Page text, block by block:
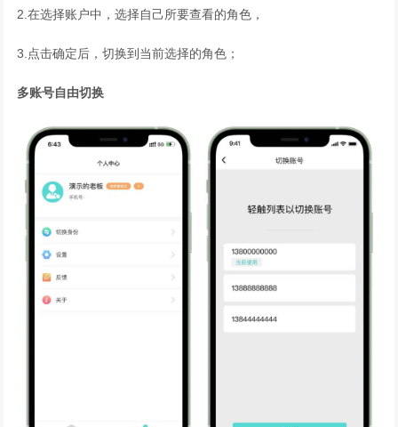
2.在选择账户中，选择自己所要查看的角色，
3.点击确定后，切换到当前选择的角色；
多账号自由切换